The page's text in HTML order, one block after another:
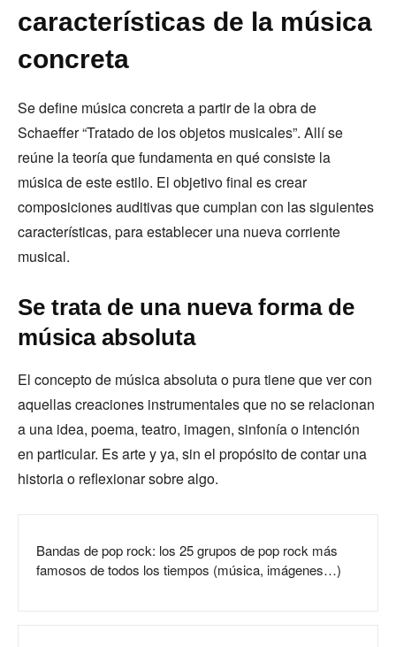
características de la música
concreta
Se define música concreta a partir de la obra de
Schaeffer “Tratado de los objetos musicales”. Allí se
reúne la teoría que fundamenta en qué consiste la
música de este estilo. El objetivo final es crear
composiciones auditivas que cumplan con las siguientes
características, para establecer una nueva corriente
musical.
Se trata de una nueva forma de
música absoluta
El concepto de música absoluta o pura tiene que ver con
aquellas creaciones instrumentales que no se relacionan
a una idea, poema, teatro, imagen, sinfonía o intención
en particular. Es arte y ya, sin el propósito de contar una
historia o reflexionar sobre algo.
Bandas de pop rock: los 25 grupos de pop rock más
famosos de todos los tiempos (música, imágenes…)